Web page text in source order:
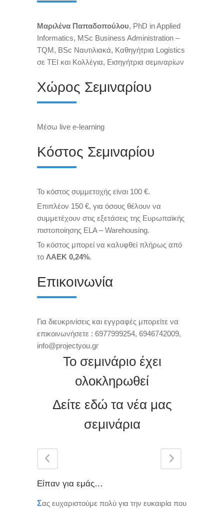
Μαριλένα Παπαδοπούλου, PhD in Applied
Informatics, MSc Business Administration –
TQM, BSc Ναυτιλιακά, Καθηγήτρια Logistics
σε ΤΕΙ και Κολλέγια, Εισηγήτρια σεμιναρίων
Χώρος Σεμιναρίου
Μέσω live e-learning
Κόστος Σεμιναρίου
Το κόστος συμμετοχής είναι 100 €.
Επιπλέον 150 €, για όσους θέλουν να
συμμετέχουν στις εξετάσεις της Ευρωπαϊκής
πιστοποίησης ΕLA – Warehousing.
Το κόστος μπορεί να καλυφθεί πλήρως από
το ΛΑΕΚ 0,24%.
Επικοινωνία
Για διευκρινίσεις και εγγραφές μπορείτε να
επικοινωνήσετε : 6977999254, 6946742009,
info@projectyou.gr
Το σεμινάριο έχει
ολοκληρωθεί
Δείτε εδώ τα νέα μας
σεμινάρια
Είπαν για εμάς…
Σας ευχαριστούμε πολύ για την ευκαιρία που